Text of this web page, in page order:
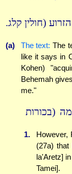
(חולין קלג.
(a) The text: The
like it says in
Kohen)
Behemah
me."
(בכורות
1.
However,
(27a) that
la'Aretz]
Tamei].